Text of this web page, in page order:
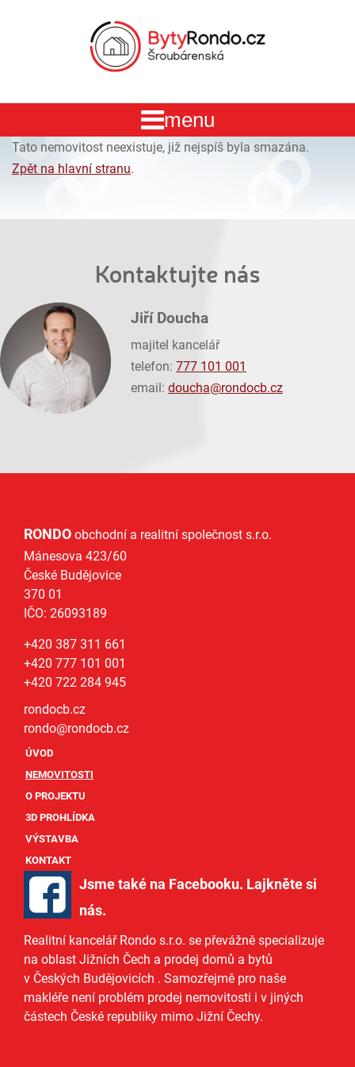
Tato nemovitost neexistuje, již nejspíš byla smazána.
Zpět na hlavní stranu.
Kontaktujte nás
Jiří Doucha
majitel kancelář
telefon: 777 101 001
email: doucha@rondocb.cz
RONDO obchodní a realitní společnost s.r.o.
Mánesova 423/60
České Budějovice
370 01
IČO: 26093189
+420 387 311 661
+420 777 101 001
+420 722 284 945
rondocb.cz
rondo@rondocb.cz
ÚVOD
NEMOVITOSTI
O PROJEKTU
3D PROHLÍDKA
VÝSTAVBA
KONTAKT
Jsme také na Facebooku. Lajkněte si
nás.
Realitní kancelář Rondo s.r.o. se převážně specializuje
na oblast Jižních Čech a prodej domů a bytů
v Českých Budějovicích . Samozřejmě pro naše
makléře není problém prodej nemovitosti i v jiných
částech České republiky mimo Jižní Čechy.